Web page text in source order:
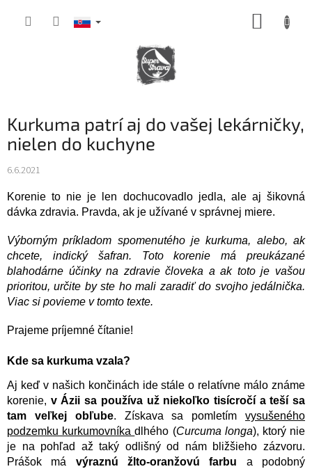
Kurkuma patrí aj do vašej lekárničky,
nielen do kuchyne
6.6.2021
Korenie to nie je len dochucovadlo jedla, ale aj šikovná
dávka zdravia. Pravda, ak je užívané v správnej miere.
Výborným príkladom spomenutého je kurkuma, alebo, ak
chcete, indický šafran. Toto korenie má preukázané
blahodárne účinky na zdravie človeka a ak toto je vašou
prioritou, určite by ste ho mali zaradiť do svojho jedálnička.
Viac si povieme v tomto texte.
Prajeme príjemné čítanie!
Kde sa kurkuma vzala?
Aj keď v našich končinách ide stále o relatívne málo známe
korenie, v Ázii sa používa už niekoľko tisícročí a teší sa
tam veľkej obľube. Získava sa pomletímvysušeného
podzemku kurkumovníkadlhého (Curcuma longa), ktorý nie
je na pohľad až taký odlišný od nám bližšieho zázvoru.
Prášok má výraznú žlto-oranžovú farbu a podobný